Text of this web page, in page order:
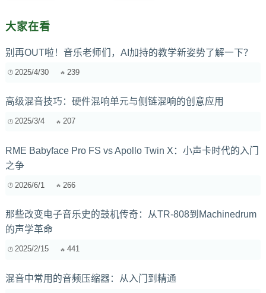
大家在看
别再OUT啦！音乐老师们，AI加持的教学新姿势了解一下？
2025/4/30 239
高级混音技巧：硬件混响单元与侧链混响的创意应用
2025/3/4 207
RME Babyface Pro FS vs Apollo Twin X：小声卡时代的入门
之争
2026/6/1 266
那些改变电子音乐史的鼓机传奇：从TR-808到Machinedrum
的声学革命
2025/2/15 441
混音中常用的音频压缩器：从入门到精通